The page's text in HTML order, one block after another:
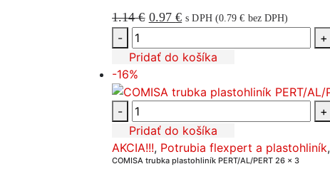
1.14€ Pôvodná
bola:
0.97€Aktuálna
je:
s DPH (0.79€ bez DPH)
-
+
Pridať do košíka
-16%
-
+
Pridať do košíka
AKCIA!!!, Potrubia flexpert a plastohliník,
COMISA trubka plastohliník PERT/AL/PERT 26 x 3